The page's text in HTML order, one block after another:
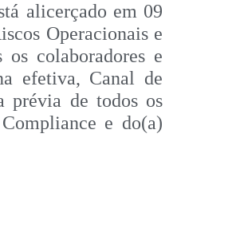
alicerçado em 09
Operacionais e
colaboradores e
efetiva, Canal de
prévia de todos os
e do(a)